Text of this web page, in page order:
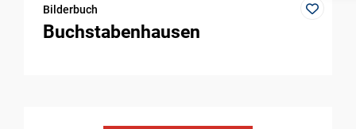
Bilderbuch
Buchstabenhausen